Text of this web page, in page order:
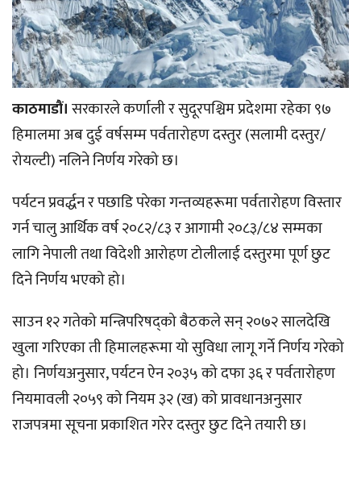
काठमाडौं।सरकारले कर्णाली र सुदूरपश्चिम प्रदेशमा रहेका ९७
हिमालमा अब दुई वर्षसम्म पर्वतारोहण दस्तुर (सलामी दस्तुर/
रोयल्टी) नलिने निर्णय गरेको छ।
पर्यटन प्रवर्द्धन र पछाडि परेका गन्तव्यहरूमा पर्वतारोहण विस्तार
गर्न चालु आर्थिक वर्ष २०८२/८३ र आगामी २०८३/८४ सम्मका
लागि नेपाली तथा विदेशी आरोहण टोलीलाई दस्तुरमा पूर्ण छुट
दिने निर्णय भएको हो।
साउन १२ गतेको मन्त्रिपरिषद्को बैठकले सन् २०७२ सालदेखि
खुला गरिएका ती हिमालहरूमा यो सुविधा लागू गर्ने निर्णय गरेको
हो। निर्णयअनुसार, पर्यटन ऐन २०३५ को दफा ३६ र पर्वतारोहण
नियमावली २०५९ को नियम ३२ (ख) को प्रावधानअनुसार
राजपत्रमा सूचना प्रकाशित गरेर दस्तुर छुट दिने तयारी छ।